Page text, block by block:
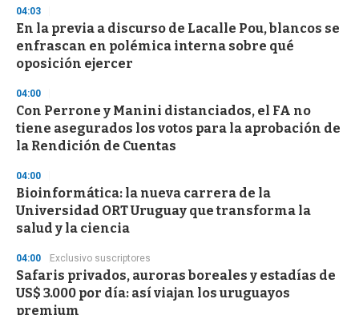
04:03
En la previa a discurso de Lacalle Pou, blancos se
enfrascan en polémica interna sobre qué
oposición ejercer
04:00
Con Perrone y Manini distanciados, el FA no
tiene asegurados los votos para la aprobación de
la Rendición de Cuentas
04:00
Bioinformática: la nueva carrera de la
Universidad ORT Uruguay que transforma la
salud y la ciencia
04:00 Exclusivo suscriptores
Safaris privados, auroras boreales y estadías de
US$ 3.000 por día: así viajan los uruguayos
premium